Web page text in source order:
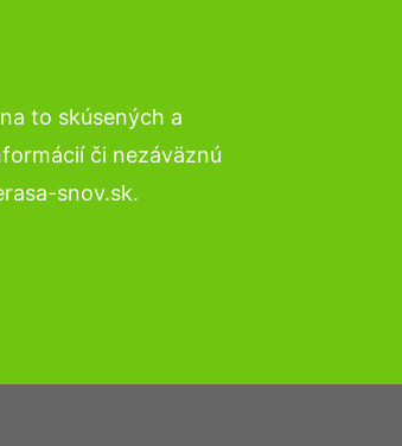
to skúsených a
či nezáväznú
snov.sk.